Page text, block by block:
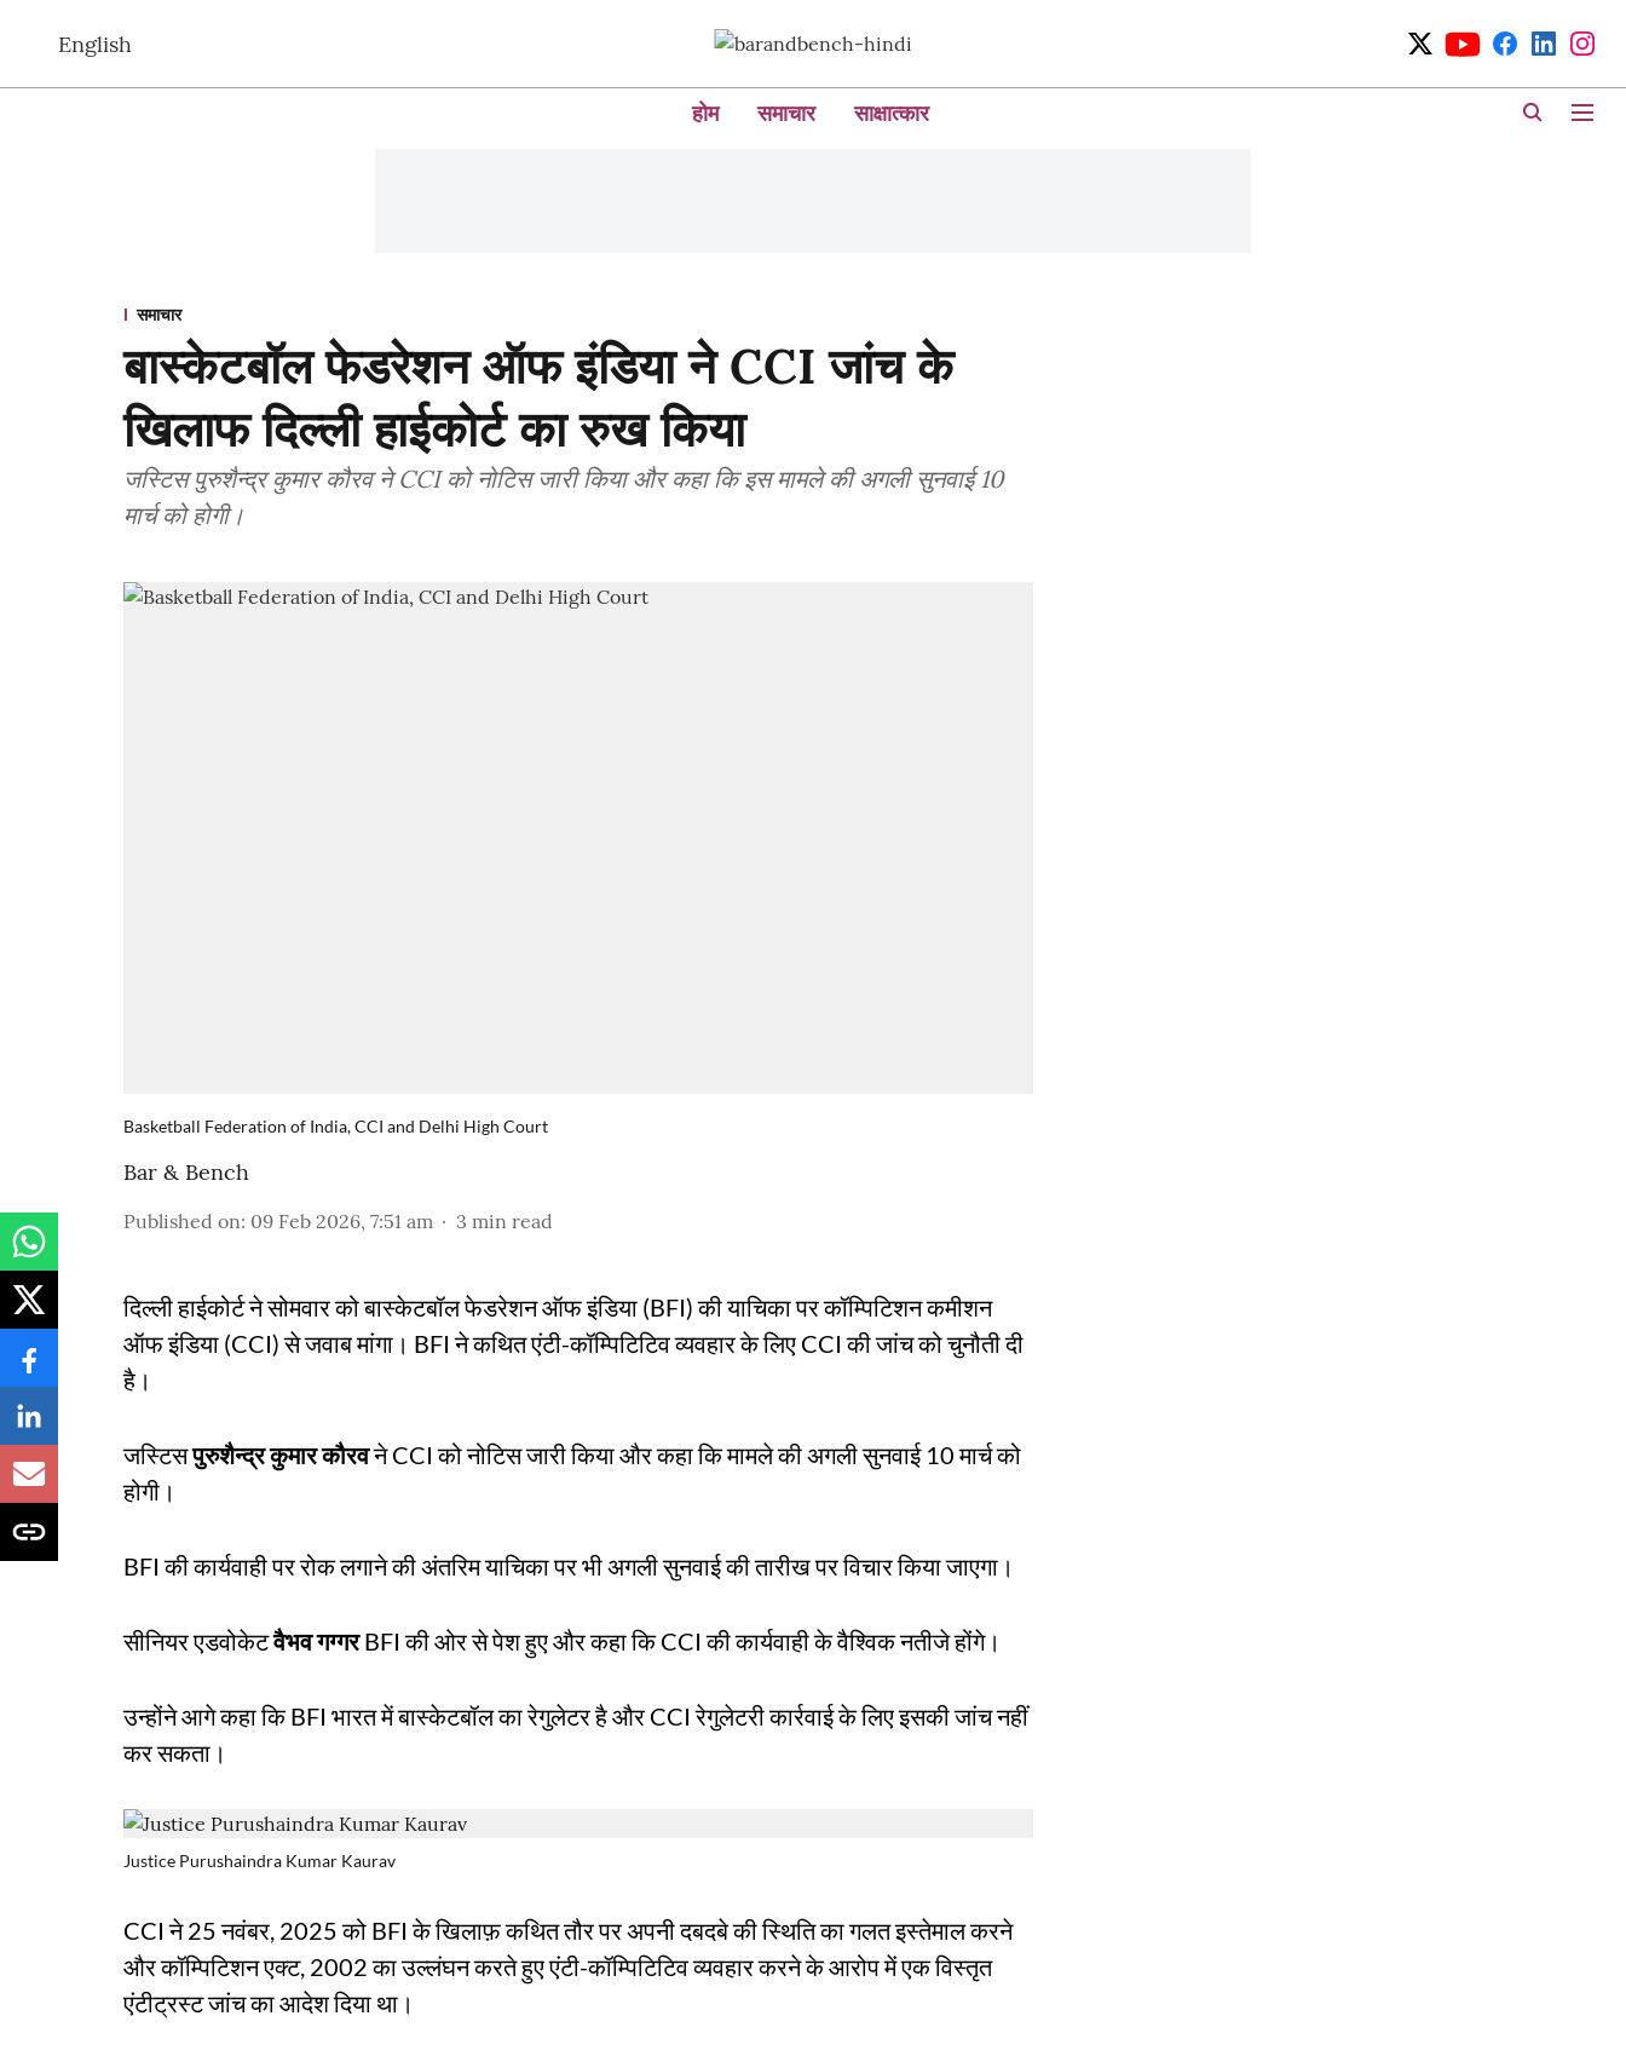
English
होम समाचार साक्षात्कार
समाचार
बास्केटबॉल फेडरेशन ऑफ इंडिया ने CCI जांच के
खिलाफ दिल्ली हाईकोर्ट का रुख किया
जस्टिस पुरुशैन्द्र कुमार कौरव ने CCI को नोटिस जारी किया और कहा कि इस मामले की अगली सुनवाई 10
मार्च को होगी।
Basketball Federation of India, CCI and Delhi High Court
Bar & Bench
Published on: 09 Feb 2026, 7:51 am 3 min read
दिल्ली हाईकोर्ट ने सोमवार को बास्केटबॉल फेडरेशन ऑफ इंडिया (BFI) की याचिका पर कॉम्पिटिशन कमीशन
ऑफ इंडिया (CCI) से जवाब मांगा। BFI ने कथित एंटी-कॉम्पिटिटिव व्यवहार के लिए CCI की जांच को चुनौती दी
है।
जस्टिसपुरुशैन्द्र कुमार कौरवने CCI को नोटिस जारी किया और कहा कि मामले की अगली सुनवाई 10 मार्च को
होगी।
BFI की कार्यवाही पर रोक लगाने की अंतरिम याचिका पर भी अगली सुनवाई की तारीख पर विचार किया जाएगा।
सीनियर एडवोकेटवैभव गग्गरBFI की ओर से पेश हुए और कहा कि CCI की कार्यवाही के वैश्विक नतीजे होंगे।
उन्होंने आगे कहा कि BFI भारत में बास्केटबॉल का रेगुलेटर है और CCI रेगुलेटरी कार्रवाई के लिए इसकी जांच नहीं
कर सकता।
Justice Purushaindra Kumar Kaurav
CCI ने 25 नवंबर, 2025 को BFI के खिलाफ़ कथित तौर पर अपनी दबदबे की स्थिति का गलत इस्तेमाल करने
और कॉम्पिटिशन एक्ट, 2002 का उल्लंघन करते हुए एंटी-कॉम्पिटिटिव व्यवहार करने के आरोप में एक विस्तृत
एंटीट्रस्ट जांच का आदेश दिया था।